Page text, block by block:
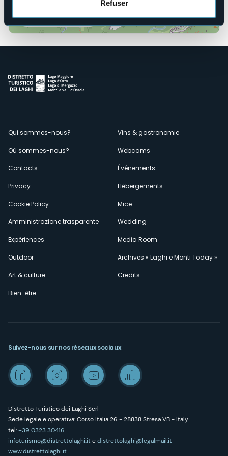
Refuser
Menù
secondario
Qui sommes-nous?
Où sommes-nous?
Contacts
Privacy
Cookie Policy
Amministrazione trasparente
Expériences
Outdoor
Art & culture
Bien-être
Vins & gastronomie
Webcams
Événements
Hébergements
Mice
Wedding
Media Room
Archives « Laghi e Monti Today »
Credits
Distretto Turistico dei Laghi Scrl
Sede legale e operativa: Corso Italia 26 - 28838 Stresa VB - Italy
tel:+39 0323 30416
infoturismo@distrettolaghi.itedistrettolaghi@legalmail.it
www.distrettolaghi.it
Suivez-nous sur nos réseaux sociaux